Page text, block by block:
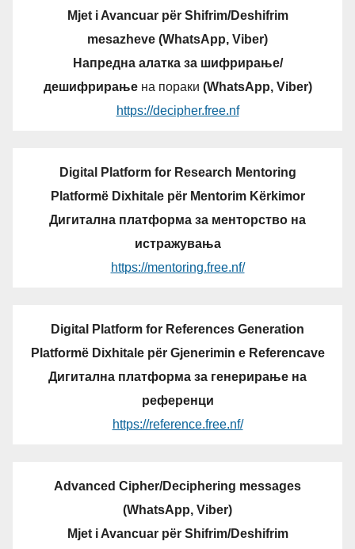
Mjet i Avancuar për Shifrim/Deshifrim
mesazheve (WhatsApp, Viber)
Напредна алатка за шифрирање/
дешифрирањена пораки (WhatsApp, Viber)
https://decipher.free.nf
Digital Platform for Research Mentoring
Platformë Dixhitale për Mentorim Kërkimor
Дигитална платформа за менторство на
истражувања
https://mentoring.free.nf/
Digital Platform for References Generation
Platformë Dixhitale për Gjenerimin e Referencave
Дигитална платформа за генерирање на
референци
https://reference.free.nf/
Advanced Cipher/Deciphering messages
(WhatsApp, Viber)
Mjet i Avancuar për Shifrim/Deshifrim